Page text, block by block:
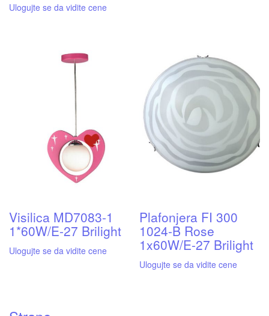
Ulogujte se da vidite cene
Visilica MD7083-1
1*60W/E-27 Brilight
Ulogujte se da vidite cene
Plafonjera FI 300
1024-B Rose
1x60W/E-27 Brilight
Ulogujte se da vidite cene